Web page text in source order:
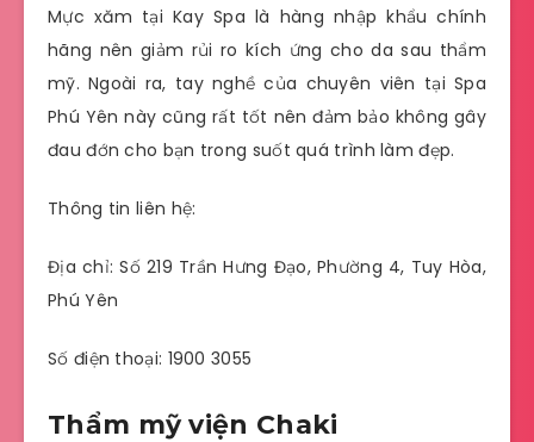
Mực xăm tại Kay Spa là hàng nhập khẩu chính
hãng nên giảm rủi ro kích ứng cho da sau thẩm
mỹ. Ngoài ra, tay nghề của chuyên viên tại Spa
Phú Yên này cũng rất tốt nên đảm bảo không gây
đau đớn cho bạn trong suốt quá trình làm đẹp.
Thông tin liên hệ:
Địa chỉ: Số 219 Trần Hưng Đạo, Phường 4, Tuy Hòa,
Phú Yên
Số điện thoại: 1900 3055
Thẩm mỹ viện Chaki